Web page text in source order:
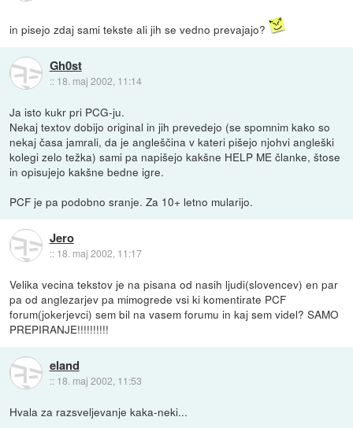
in pisejo zdaj sami tekste ali jih se vedno prevajajo?
Gh0st
:: 18. maj 2002, 11:14
Ja isto kukr pri PCG-ju.
Nekaj textov dobijo original in jih prevedejo (se spomnim kako so
nekaj časa jamrali, da je angleščina v kateri pišejo njohvi angleški
kolegi zelo težka) sami pa napišejo kakšne HELP ME članke, štose
in opisujejo kakšne bedne igre.
PCF je pa podobno sranje. Za 10+ letno mularijo.
Jero
:: 18. maj 2002, 11:17
Velika vecina tekstov je na pisana od nasih ljudi(slovencev) en par
pa od anglezarjev pa mimogrede vsi ki komentirate PCF
forum(jokerjevci) sem bil na vasem forumu in kaj sem videl? SAMO
PREPIRANJE!!!!!!!!!!
eland
:: 18. maj 2002, 11:53
Hvala za razsveljevanje kaka-neki...